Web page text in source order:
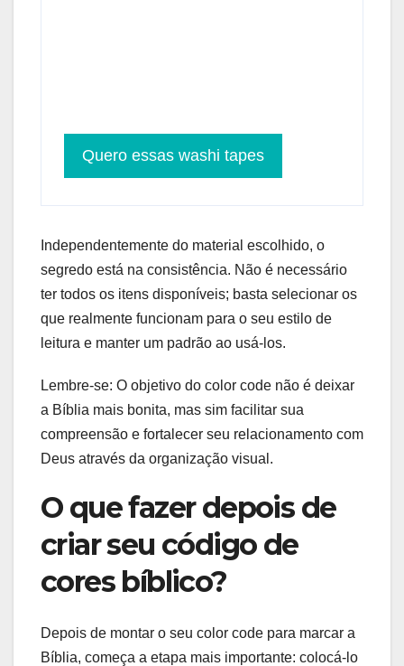
Quero essas washi tapes
Independentemente do material escolhido, o
segredo está na consistência. Não é necessário
ter todos os itens disponíveis; basta selecionar os
que realmente funcionam para o seu estilo de
leitura e manter um padrão ao usá-los.
Lembre-se: O objetivo do color code não é deixar
a Bíblia mais bonita, mas sim facilitar sua
compreensão e fortalecer seu relacionamento com
Deus através da organização visual.
O que fazer depois de
criar seu código de
cores bíblico?
Depois de montar o seu color code para marcar a
Bíblia, começa a etapa mais importante: colocá-lo